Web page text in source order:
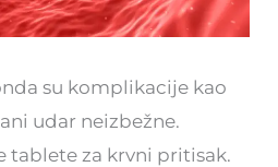
su komplikacije kao
udar neizbežne.
tablete za krvni pritisak.